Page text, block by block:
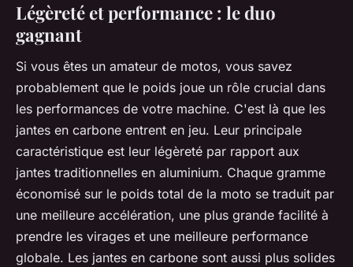
Légèreté et performance : le duo
gagnant
Si vous êtes un amateur de motos, vous savez
probablement que le poids joue un rôle crucial dans
les performances de votre machine. C'est là que les
jantes en carbone entrent en jeu. Leur principale
caractéristique est leur légèreté par rapport aux
jantes traditionnelles en aluminium. Chaque gramme
économisé sur le poids total de la moto se traduit par
une meilleure accélération, une plus grande facilité à
prendre les virages et une meilleure performance
globale. Les jantes en carbone sont aussi plus solides